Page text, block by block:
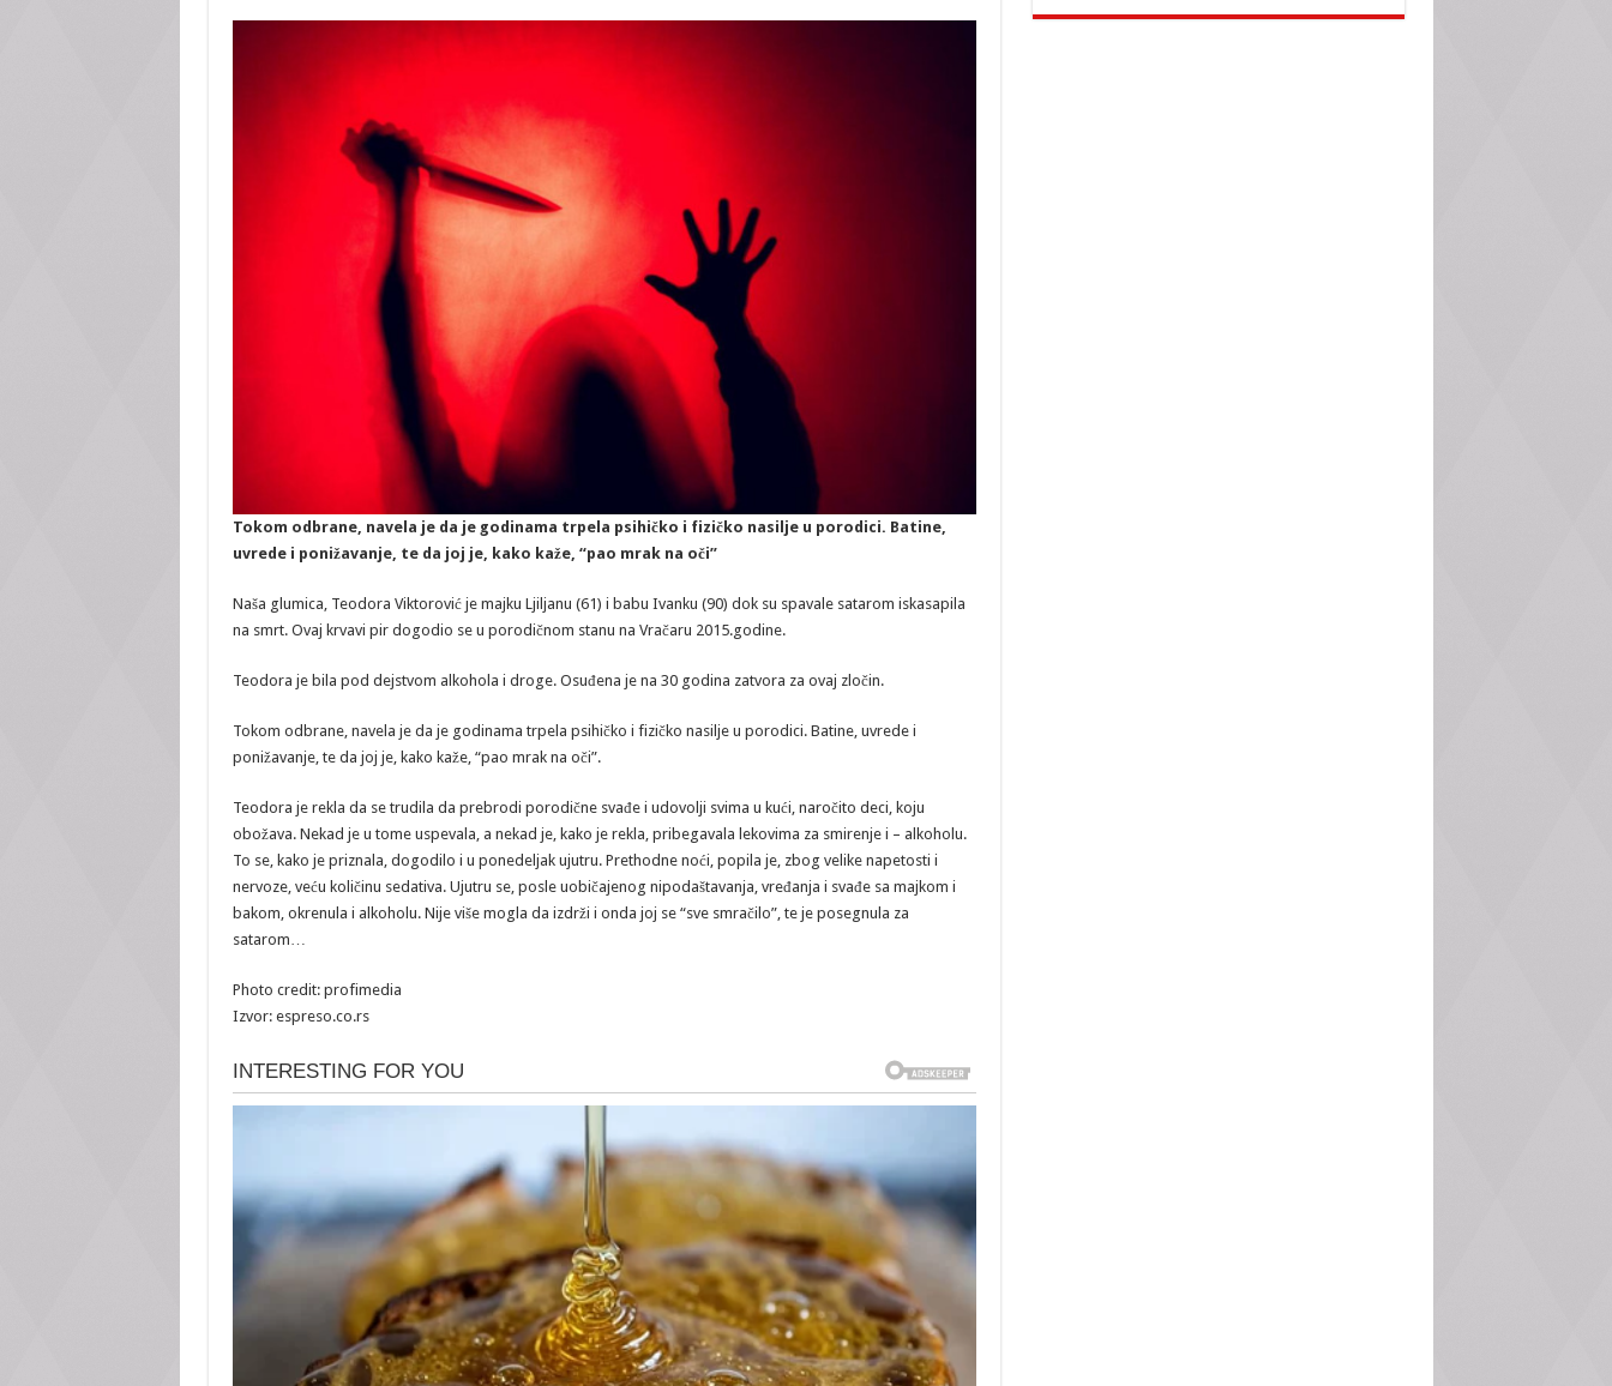
Tokom odbrane, navela je da je godinama trpela psihičko i fizičko nasilje u porodici. Batine,
uvrede i ponižavanje, te da joj je, kako kaže, “pao mrak na oči”
Naša glumica, Teodora Viktorović je majku Ljiljanu (61) i babu Ivanku (90) dok su spavale satarom iskasapila
na smrt. Ovaj krvavi pir dogodio se u porodičnom stanu na Vračaru 2015.godine.
Teodora je bila pod dejstvom alkohola i droge. Osuđena je na 30 godina zatvora za ovaj zločin.
Tokom odbrane, navela je da je godinama trpela psihičko i fizičko nasilje u porodici. Batine, uvrede i
ponižavanje, te da joj je, kako kaže, “pao mrak na oči”.
Teodora je rekla da se trudila da prebrodi porodične svađe i udovolji svima u kući, naročito deci, koju
obožava. Nekad je u tome uspevala, a nekad je, kako je rekla, pribegavala lekovima za smirenje i – alkoholu.
To se, kako je priznala, dogodilo i u ponedeljak ujutru. Prethodne noći, popila je, zbog velike napetosti i
nervoze, veću količinu sedativa. Ujutru se, posle uobičajenog nipodaštavanja, vređanja i svađe sa majkom i
bakom, okrenula i alkoholu. Nije više mogla da izdrži i onda joj se “sve smračilo”, te je posegnula za
satarom…
Photo credit: profimedia
Izvor: espreso.co.rs